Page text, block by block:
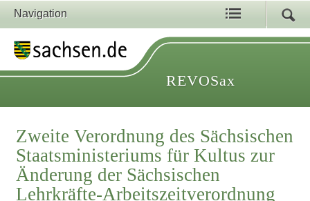
Navigation
REVOSax
Zweite Verordnung des Sächsischen
Staatsministeriums für Kultus zur
Änderung der Sächsischen
Lehrkräfte-Arbeitszeitverordnung